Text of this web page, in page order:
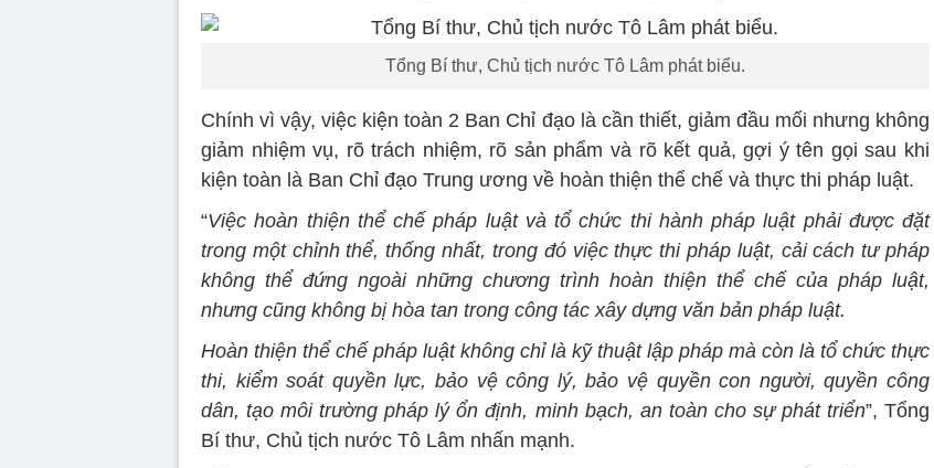
Tổng Bí thư, Chủ tịch nước Tô Lâm phát biểu.
Chính vì vậy, việc kiện toàn 2 Ban Chỉ đạo là cần thiết, giảm đầu mối nhưng không
giảm nhiệm vụ, rõ trách nhiệm, rõ sản phẩm và rõ kết quả, gợi ý tên gọi sau khi
kiện toàn là Ban Chỉ đạo Trung ương về hoàn thiện thể chế và thực thi pháp luật.
“Việc hoàn thiện thể chế pháp luật và tổ chức thi hành pháp luật phải được đặt
trong một chỉnh thể, thống nhất, trong đó việc thực thi pháp luật, cải cách tư pháp
không thể đứng ngoài những chương trình hoàn thiện thể chế của pháp luật,
nhưng cũng không bị hòa tan trong công tác xây dựng văn bản pháp luật.
Hoàn thiện thể chế pháp luật không chỉ là kỹ thuật lập pháp mà còn là tổ chức thực
thi, kiểm soát quyền lực, bảo vệ công lý, bảo vệ quyền con người, quyền công
dân, tạo môi trường pháp lý ổn định, minh bạch, an toàn cho sự phát triển”, Tổng
Bí thư, Chủ tịch nước Tô Lâm nhấn mạnh.